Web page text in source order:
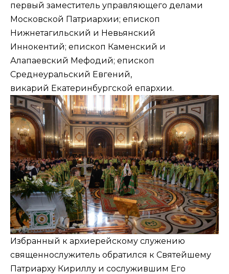
первый заместитель управляющего делами
Московской Патриархии; епископ
Нижнетагильский и Невьянский
Иннокентий; епископ Каменский и
Алапаевский Мефодий; епископ
Среднеуральский Евгений,
викарий Екатеринбургской епархии.
Избранный к архиерейскому служению
священнослужитель обратился к Святейшему
Патриарху Кириллу и сослужившим Его